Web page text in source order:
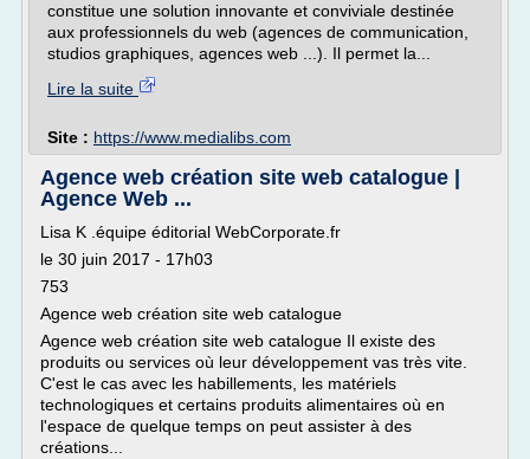
constitue une solution innovante et conviviale destinée
aux professionnels du web (agences de communication,
studios graphiques, agences web ...). Il permet la...
Lire la suite
Site : https://www.medialibs.com
Agence web création site web catalogue |
Agence Web ...
Lisa K .équipe éditorial WebCorporate.fr
le 30 juin 2017 - 17h03
753
Agence web création site web catalogue
Agence web création site web catalogue Il existe des
produits ou services où leur développement vas très vite.
C'est le cas avec les habillements, les matériels
technologiques et certains produits alimentaires où en
l'espace de quelque temps on peut assister à des
créations...